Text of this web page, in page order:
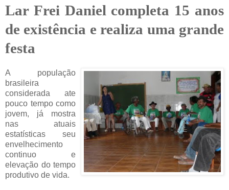
Lar Frei Daniel completa 15 anos
de existência e realiza uma grande
festa
A população
brasileira
considerada ate
pouco tempo como
jovem, já mostra
nas atuais
estatísticas seu
envelhecimento
continuo e
elevação do tempo
produtivo de vida.